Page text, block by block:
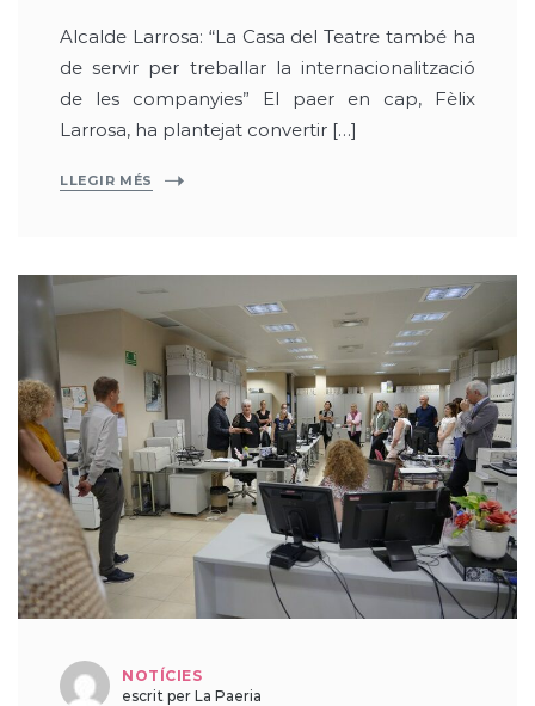
Alcalde Larrosa: “La Casa del Teatre també ha
de servir per treballar la internacionalització
de les companyies” El paer en cap, Fèlix
Larrosa, ha plantejat convertir […]
LLEGIR MÉS
NOTÍCIES
escrit per La Paeria